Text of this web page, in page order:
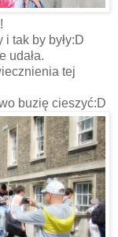
i tak by były:D
udała.
tej
buzię cieszyć:D